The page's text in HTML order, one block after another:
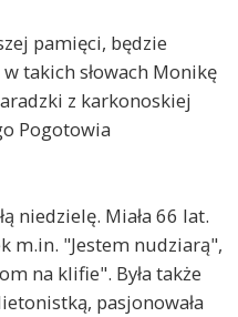
pamięci, będzie
takich słowach Monikę
z karkonoskiej
Pogotowia
niedzielę. Miała 66 lat.
m.in. "Jestem nudziarą",
na klifie". Była także
pasjonowała